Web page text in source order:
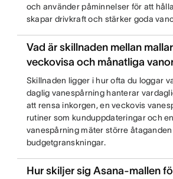
och använder påminnelser för att
skapar drivkraft och stärker goda
Vad är skillnaden mellan
veckovisa och månatliga
Skillnaden ligger i hur ofta du loggar
daglig vanespårning hanterar
att rensa inkorgen, en veckovis
rutiner som kunduppdateringar och
vanespårning mäter större
budgetgranskningar.
Hur skiljer sig Asana-mallen